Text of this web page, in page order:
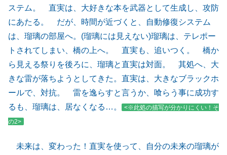
ステム。 直実は、大好きな本を武器として生成し、攻防
にあたる。 だが、時間が近づくと、自動修復システム
は、瑠璃の部屋へ。(瑠璃には見えない)瑠璃は、テレポー
トされてしまい、橋の上へ。 直実も、追いつく。 橋か
ら見える祭りを後ろに、瑠璃と直実は対面。 其処へ、大
きな雷が落ちようとしてきた。直実は、大きなブラックホ
ールで、対抗。 雷を逸らすと言うか、喰らう事に成功す
るも、瑠璃は、居なくなる…。
<※此処の描写が分かりにくい！そ
の2>
未来は、変わった！直実を使って、自分の未来の瑠璃が